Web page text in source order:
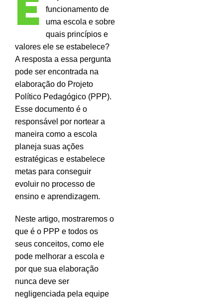
funcionamento de
uma escola e sobre
quais princípios e
valores ele se estabelece?
A resposta a essa pergunta
pode ser encontrada na
elaboração do Projeto
Político Pedagógico (PPP).
Esse documento é o
responsável por nortear a
maneira como a escola
planeja suas ações
estratégicas e estabelece
metas para conseguir
evoluir no processo de
ensino e aprendizagem.
Neste artigo, mostraremos o
que é o PPP e todos os
seus conceitos, como ele
pode melhorar a escola e
por que sua elaboração
nunca deve ser
negligenciada pela equipe